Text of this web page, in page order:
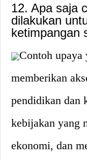
12. Apa saja
dilakukan
ketimpangan
Contoh upaya
memberikan
pendidikan dan
kebijakan yang
ekonomi, dan